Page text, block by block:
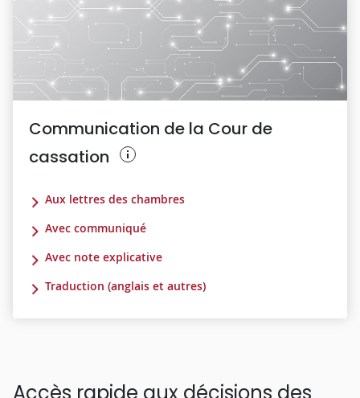
Communication de la Cour de
cassation
Aux lettres des chambres
Avec communiqué
Avec note explicative
Traduction (anglais et autres)
Accès rapide aux décisions des